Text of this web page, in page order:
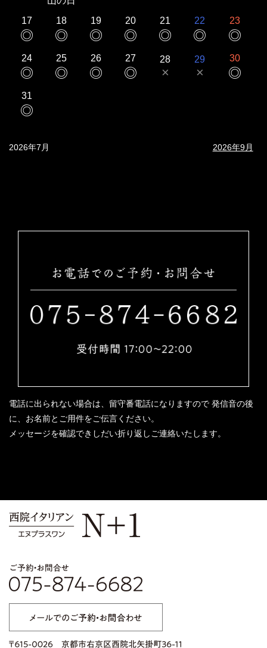
17
◎
18
◎
19
◎
20
◎
21
◎
22
◎
23
◎
24
◎
25
◎
26
◎
27
◎
28
×
29
×
30
◎
31
◎
2026年7月 2026年9月
電話に出られない場合は、留守番電話になりますので 発信音の後
に、お名前とご用件をご伝言ください。
メッセージを確認できしだい折り返しご連絡いたします。